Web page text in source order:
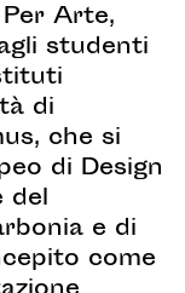
Arte,
studenti
di
che si
di Design
del
e di
come